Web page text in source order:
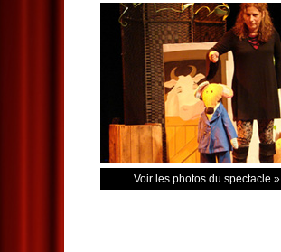
Voir les photos du spectacle »